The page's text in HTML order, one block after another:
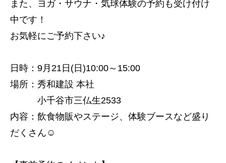
また、ヨガ・サウナ・気球体験の予約も受け付け
中です！
お気軽にご予約下さい♪
日時：9月21日(日)10:00～15:00
場所：秀和建設 本社
小千谷市三仏生2533
内容：飲食物販やステージ、体験ブースなど盛り
だくさん☺